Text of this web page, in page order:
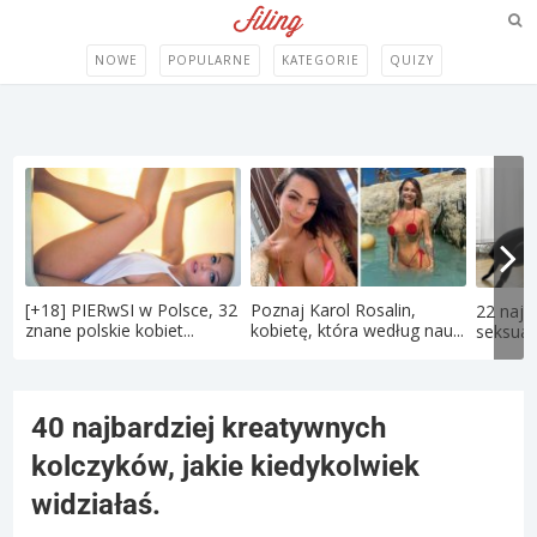
NOWE POPULARNE KATEGORIE QUIZY
[+18] PIERwSI w Polsce, 32
znane polskie kobiet...
Poznaj Karol Rosalin,
kobietę, która według nau...
22
40 najbardziej kreatywnych
kolczyków, jakie kiedykolwiek
widziałaś.